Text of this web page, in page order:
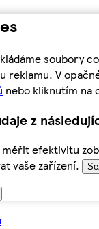
soubory
reklamu. V
nebo kliknutím na
z
efektivitu
vaše zařízení.